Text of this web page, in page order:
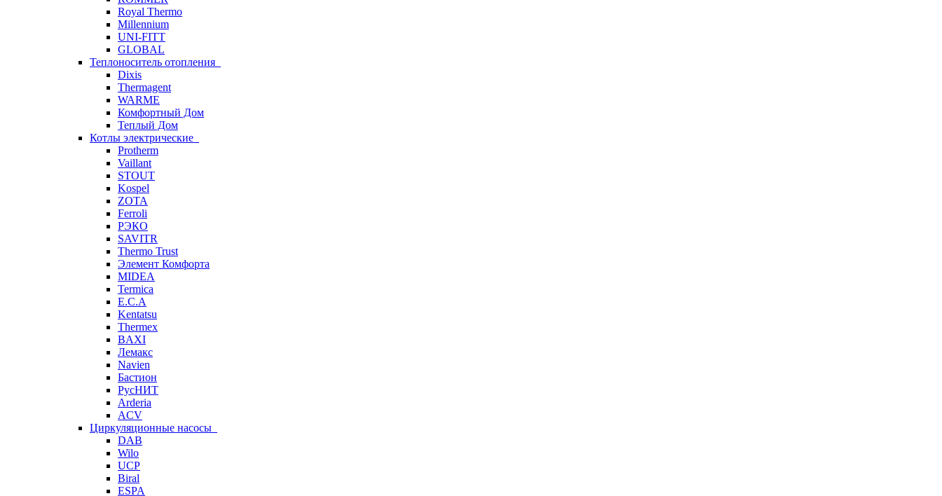
Royal Thermo
Millennium
UNI-FITT
GLOBAL
Теплоноситель отопления
Dixis
Thermagent
WARME
Комфортный Дом
Теплый Дом
Котлы электрические
Protherm
Vaillant
STOUT
Kospel
ZOTA
Ferroli
РЭКО
SAVITR
Thermo Trust
Элемент Комфорта
MIDEA
Termica
E.C.A
Kentatsu
Thermex
BAXI
Лемакс
Navien
Бастион
РусНИТ
Arderia
ACV
Циркуляционные насосы
DAB
Wilo
UCP
Biral
ESPA